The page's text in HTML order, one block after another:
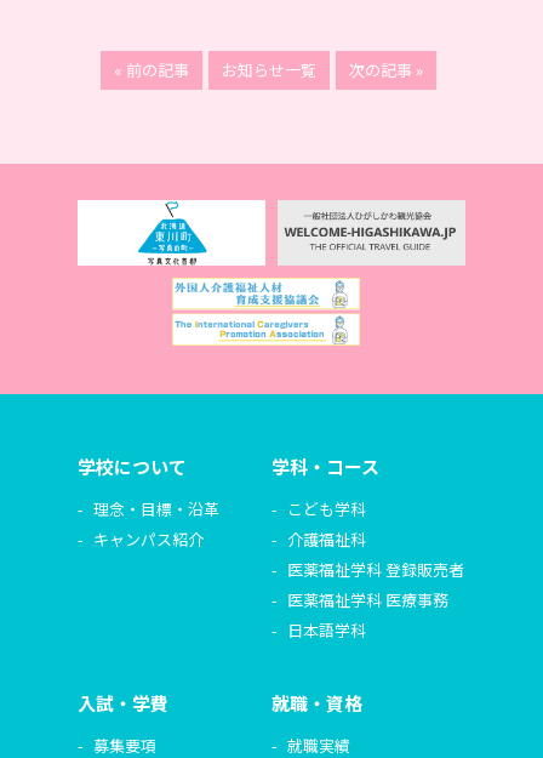
« 前の記事 お知らせ一覧 次の記事 »
学校について
理念・目標・沿革
キャンパス紹介
学科・コース
こども学科
介護福祉科
医薬福祉学科 登録販売者
医薬福祉学科 医療事務
日本語学科
入試・学費
募集要項
就職・資格
就職実績